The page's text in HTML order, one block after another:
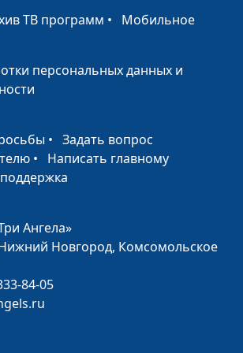
священнослужитель
Андрей Довгель,
священнослужитель
Айгуль Иншакова,
психолог, тренер
ТВ программ • Мобильное
персональных данных и
• Задать вопрос
• Написать главному
Ангела»
Новгород, Комсомольское
84-05